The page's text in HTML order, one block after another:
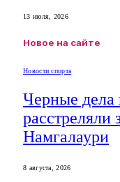
13 июля, 2026
Новое на сайте
Новости спорта
Черные дела
расстреляли
Намгалаури
8 августа, 2026